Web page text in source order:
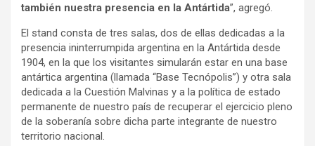
también nuestra presencia en la Antártida”, agregó.
El stand consta de tres salas, dos de ellas dedicadas a la
presencia ininterrumpida argentina en la Antártida desde
1904, en la que los visitantes simularán estar en una base
antártica argentina (llamada “Base Tecnópolis”) y otra sala
dedicada a la Cuestión Malvinas y a la política de estado
permanente de nuestro país de recuperar el ejercicio pleno
de la soberanía sobre dicha parte integrante de nuestro
territorio nacional.